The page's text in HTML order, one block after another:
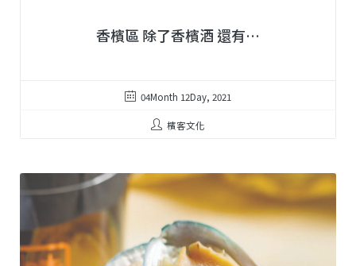
香檳區 除了香檳酒 還有…
04Month 12Day, 2021
檳客文化